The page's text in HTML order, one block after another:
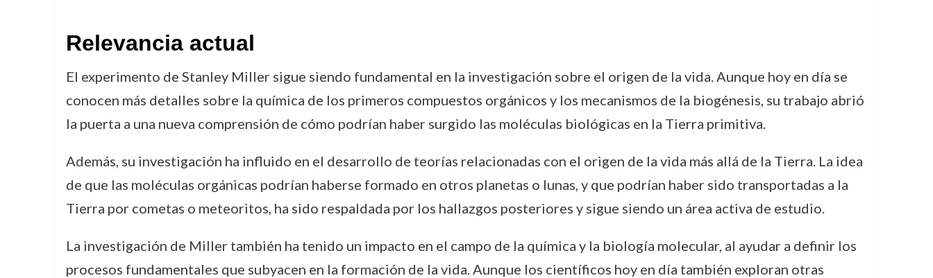
Relevancia actual
El experimento de Stanley Miller sigue siendo fundamental en la investigación sobre el origen de la vida. Aunque hoy en día se
conocen más detalles sobre la química de los primeros compuestos orgánicos y los mecanismos de la biogénesis, su trabajo abrió
la puerta a una nueva comprensión de cómo podrían haber surgido las moléculas biológicas en la Tierra primitiva.
Además, su investigación ha influido en el desarrollo de teorías relacionadas con el origen de la vida más allá de la Tierra. La idea
de que las moléculas orgánicas podrían haberse formado en otros planetas o lunas, y que podrían haber sido transportadas a la
Tierra por cometas o meteoritos, ha sido respaldada por los hallazgos posteriores y sigue siendo un área activa de estudio.
La investigación de Miller también ha tenido un impacto en el campo de la química y la biología molecular, al ayudar a definir los
procesos fundamentales que subyacen en la formación de la vida. Aunque los científicos hoy en día también exploran otras